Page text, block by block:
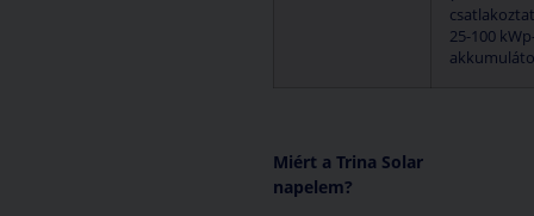
25-100
Miért a Trina Solar
napelem?